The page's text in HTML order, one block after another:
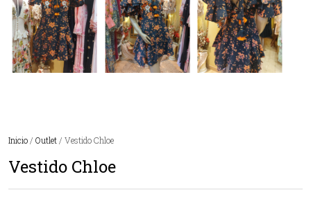
Inicio / Outlet / Vestido Chloe
Vestido Chloe